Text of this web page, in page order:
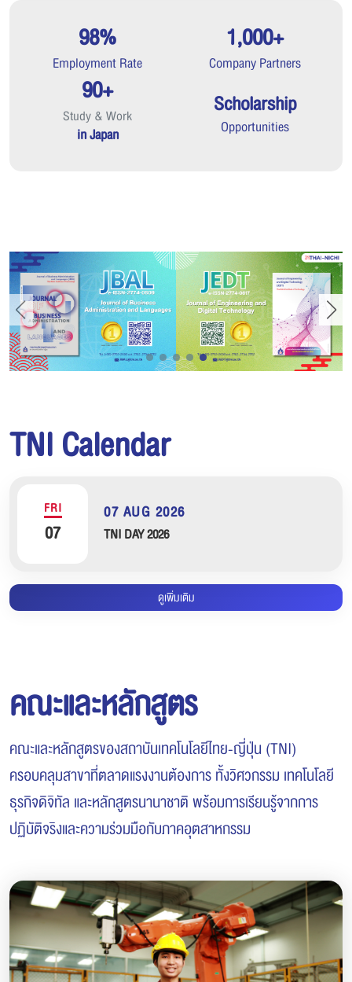
98%
Employment Rate
1,000+
Company Partners
90+
Study & Work
in Japan
Scholarship
Opportunities
TNI Calendar
FRI
07
07 AUG 2026
TNI DAY 2026
ดูเพิ่มเติม
คณะและหลักสูตร
คณะและหลักสูตรของสถาบันเทคโนโลยีไทย-ญี่ปุ่น (TNI)
ครอบคลุมสาขาที่ตลาดแรงงานต้องการ ทั้งวิศวกรรม เทคโนโลยี
ธุรกิจดิจิทัล และหลักสูตรนานาชาติ พร้อมการเรียนรู้จากการ
ปฏิบัติจริงและความร่วมมือกับภาคอุตสาหกรรม